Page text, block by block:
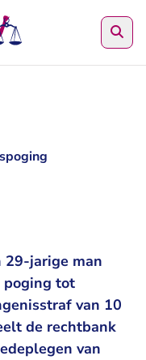
29-jarige man
poging tot
van 10
de rechtbank
van